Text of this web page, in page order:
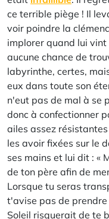
ce terrible piège ! Il
voir poindre la
implorer quand lui
aucune chance de
labyrinthe, certes,
eux dans toute son
n'eut pas de mal à se
donc à confectionner
ailes assez
les avoir fixées sur le
ses mains et lui dit : «
de ton père afin de
Lorsque tu seras
t'avise pas de
Soleil risquerait de te